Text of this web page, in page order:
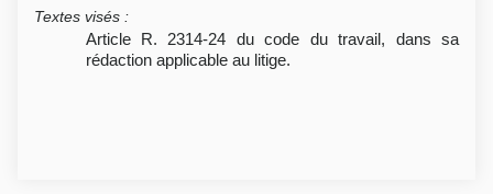
Textes visés :
Article R. 2314-24 du code du travail, dans sa
rédaction applicable au litige.